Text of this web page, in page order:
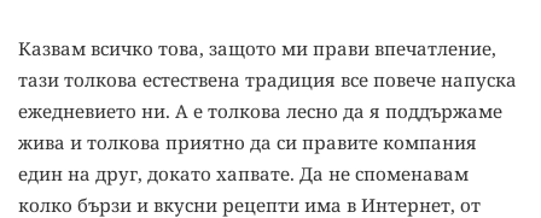
Казвам всичко това, защото ми прави впечатление,
тази толкова естествена традиция все повече напуска
ежедневието ни. А е толкова лесно да я поддържаме
жива и толкова приятно да си правите компания
един на друг, докато хапвате. Да не споменавам
колко бързи и вкусни рецепти има в Интернет, от